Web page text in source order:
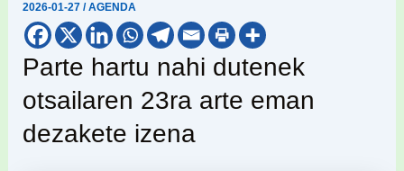
2026-01-27/AGENDA
Parte hartu nahi dutenek
otsailaren 23ra arte eman
dezakete izena